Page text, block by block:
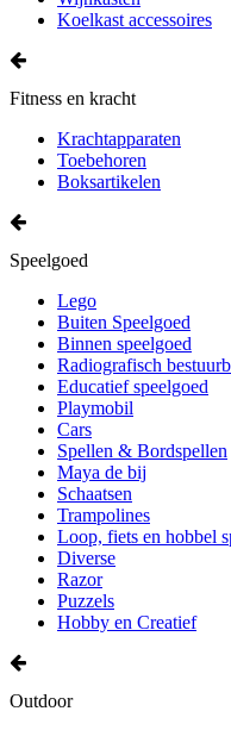
Koelkast accessoires
Fitness en kracht
Krachtapparaten
Toebehoren
Boksartikelen
Speelgoed
Lego
Buiten Speelgoed
Binnen speelgoed
Radiografisch
Educatief speelgoed
Playmobil
Cars
Spellen & Bordspellen
Maya de bij
Schaatsen
Trampolines
Loop, fiets en hobbel
Diverse
Razor
Puzzels
Hobby en Creatief
Outdoor